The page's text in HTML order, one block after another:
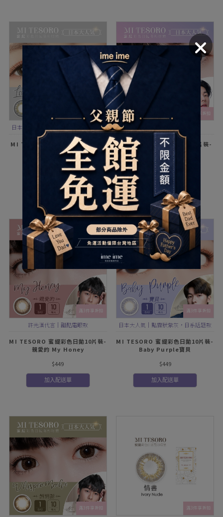
滿3件享折扣
日本大人氣｜放射狀深灰，深邃立體感
MI TESORO 蜜緹彩色日拋10片裝
- Love Somkey小情歌
$499
加入配送單
滿3件享折扣
MI TESORO 蜜緹彩色日拋2片裝-
Miss You 想見你
$99
加入配送單
滿3件享折扣
許光漢代言｜甜酷電眼款
MI TESORO 蜜緹彩色日拋10片裝-
親愛的 My Honey
$449
加入配送單
滿3件享折扣
日本大人氣｜點霧狀紫灰，日系話題款
MI TESORO 蜜緹彩色日拋10片裝-
Baby Purple寶貝
$449
加入配送單
滿3件享折扣 滿3件享折扣